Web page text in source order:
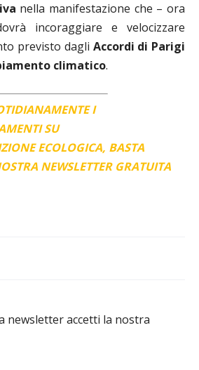
nella manifestazione che – ora
incoraggiare e velocizzare
previsto dagli Accordi di Parigi
climatico.
I
SU
ECOLOGICA, BASTA
NEWSLETTER GRATUITA
newsletter accetti la nostra